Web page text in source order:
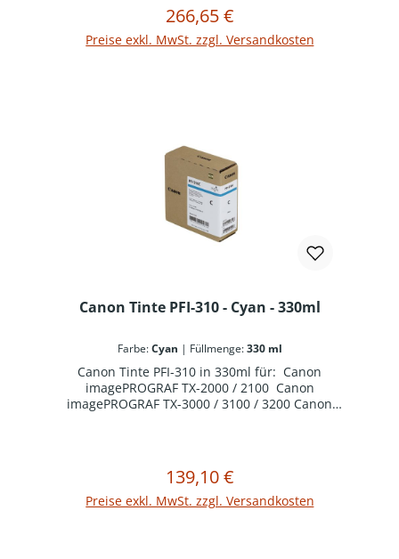
Regulärer Preis:
266,65 €
Preise exkl. MwSt. zzgl. Versandkosten
In den Warenkorb
Canon Tinte PFI-310 - Cyan - 330ml
Farbe:Cyan | Füllmenge:330 ml
Canon Tinte PFI-310 in 330ml für: Canon
imagePROGRAF TX-2000 / 2100 Canon
imagePROGRAF TX-3000 / 3100 / 3200 Canon
Regulärer Preis:
139,10 €
Preise exkl. MwSt. zzgl. Versandkosten
In den Warenkorb